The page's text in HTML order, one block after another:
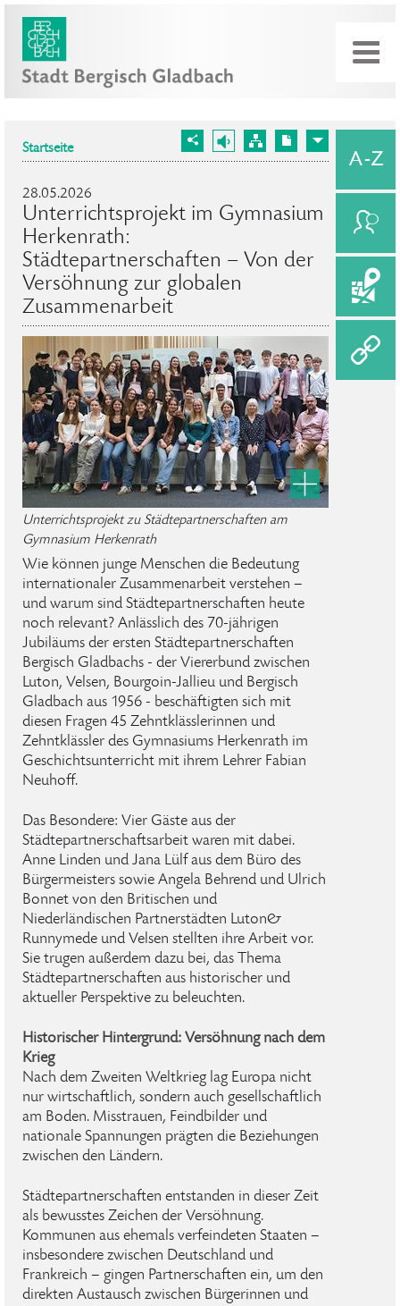
Startseite
28.05.2026
Unterrichtsprojekt im Gymnasium
Herkenrath:
Städtepartnerschaften – Von der
Versöhnung zur globalen
Zusammenarbeit
Unterrichtsprojekt zu Städtepartnerschaften am
Gymnasium Herkenrath
Wie können junge Menschen die Bedeutung
internationaler Zusammenarbeit verstehen –
und warum sind Städtepartnerschaften heute
noch relevant? Anlässlich des 70-jährigen
Jubiläums der ersten Städtepartnerschaften
Bergisch Gladbachs - der Viererbund zwischen
Luton, Velsen, Bourgoin-Jallieu und Bergisch
Gladbach aus 1956 - beschäftigten sich mit
diesen Fragen 45 Zehntklässlerinnen und
Zehntklässler des Gymnasiums Herkenrath im
Geschichtsunterricht mit ihrem Lehrer Fabian
Neuhoff.
Das Besondere: Vier Gäste aus der
Städtepartnerschaftsarbeit waren mit dabei.
Anne Linden und Jana Lülf aus dem Büro des
Bürgermeisters sowie Angela Behrend und Ulrich
Bonnet von den Britischen und
Niederländischen Partnerstädten Luton&
Runnymede und Velsen stellten ihre Arbeit vor.
Sie trugen außerdem dazu bei, das Thema
Städtepartnerschaften aus historischer und
aktueller Perspektive zu beleuchten.
Historischer Hintergrund: Versöhnung nach dem
Krieg
Nach dem Zweiten Weltkrieg lag Europa nicht
nur wirtschaftlich, sondern auch gesellschaftlich
am Boden. Misstrauen, Feindbilder und
nationale Spannungen prägten die Beziehungen
zwischen den Ländern.
Städtepartnerschaften entstanden in dieser Zeit
als bewusstes Zeichen der Versöhnung.
Kommunen aus ehemals verfeindeten Staaten –
insbesondere zwischen Deutschland und
Frankreich – gingen Partnerschaften ein, um den
direkten Austausch zwischen Bürgerinnen und